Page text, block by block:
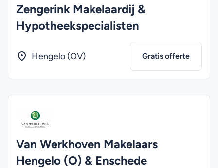
Zengerink Makelaardij &
Hypotheekspecialisten
Hengelo (OV) Gratis offerte
Van Werkhoven Makelaars
Hengelo (O) & Enschede